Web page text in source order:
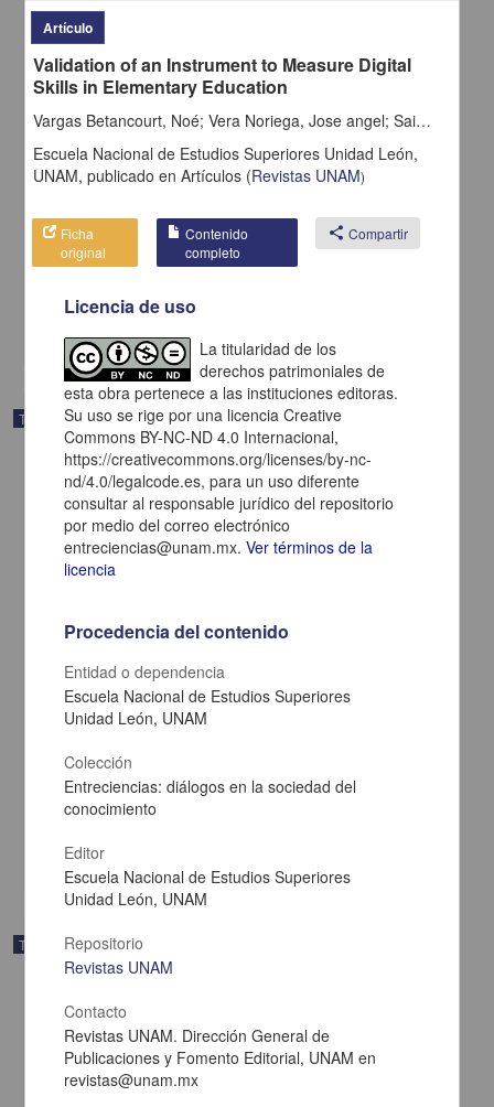
público en materia de seguridad en el Municipio de León,
Guanajuato
Silva López, Alan Saúl Rodrigo
Ciencias Sociales y Económicas
Trabajo de grado
cáncer de mama en mujeres mayores: revisión sistemática"
Martínez Bravo, Ana Sofía
Trabajo de grado
Artículo
Validation of an Instrument to Measure Digital
Skills in Elementary Education
Vargas Betancourt, Noé; Vera Noriega, Jose angel; Sainz Palafox, Miguel Angel
Escuela Nacional de Estudios Superiores Unidad León,
UNAM, publicado enArtículos (Revistas UNAM)
Ficha
original
Contenido
completo
share Compartir
Licencia de uso
La titularidad de los
derechos patrimoniales de
esta obra pertenece a las instituciones editoras.
Su uso se rige por una licencia Creative
Commons BY-NC-ND 4.0 Internacional,
https://creativecommons.org/licenses/by-nc-
nd/4.0/legalcode.es, para un uso diferente
consultar al responsable jurídico del repositorio
por medio del correo electrónico
entreciencias@unam.mx.Ver términos de la
licencia
Procedencia del contenido
Entidad o dependencia
Escuela Nacional de Estudios Superiores
Unidad León, UNAM
Colección
Entreciencias: diálogos en la sociedad del
conocimiento
Editor
Escuela Nacional de Estudios Superiores
Unidad León, UNAM
Repositorio
Revistas UNAM
Contacto
Revistas UNAM. Dirección General de
Publicaciones y Fomento Editorial, UNAM en
revistas@unam.mx